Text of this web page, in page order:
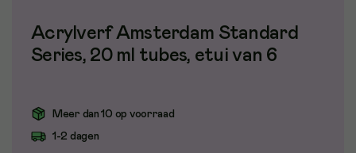
Acrylverf Amsterdam Standard
Series, 20 ml tubes, etui van 6
Meer dan 10 op voorraad
1-2 dagen